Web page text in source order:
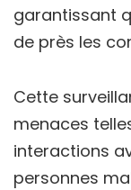
garantissant
de près les
Cette
menaces
interactions
personnes